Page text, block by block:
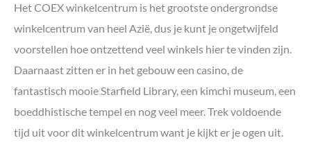
Het COEX winkelcentrum is het grootste ondergrondse
winkelcentrum van heel Azië, dus je kunt je ongetwijfeld
voorstellen hoe ontzettend veel winkels hier te vinden zijn.
Daarnaast zitten er in het gebouw een casino, de
fantastisch mooie Starfield Library, een kimchi museum, een
boeddhistische tempel en nog veel meer. Trek voldoende
tijd uit voor dit winkelcentrum want je kijkt er je ogen uit.